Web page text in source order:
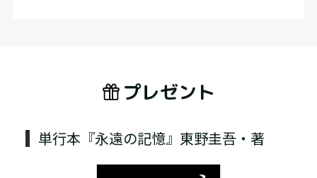
プレゼント
単行本『永遠の記憶』東野圭吾・著